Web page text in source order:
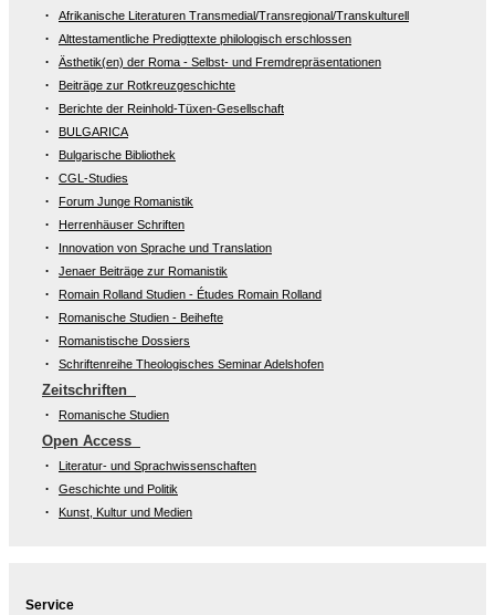
Afrikanische Literaturen Transmedial/Transregional/Transkulturell
Alttestamentliche Predigttexte philologisch erschlossen
Ästhetik(en) der Roma - Selbst- und Fremdrepräsentationen
Beiträge zur Rotkreuzgeschichte
Berichte der Reinhold-Tüxen-Gesellschaft
BULGARICA
Bulgarische Bibliothek
CGL-Studies
Forum Junge Romanistik
Herrenhäuser Schriften
Innovation von Sprache und Translation
Jenaer Beiträge zur Romanistik
Romain Rolland Studien - Études Romain Rolland
Romanische Studien - Beihefte
Romanistische Dossiers
Schriftenreihe Theologisches Seminar Adelshofen
Zeitschriften
Romanische Studien
Open Access
Literatur- und Sprachwissenschaften
Geschichte und Politik
Kunst, Kultur und Medien
Service